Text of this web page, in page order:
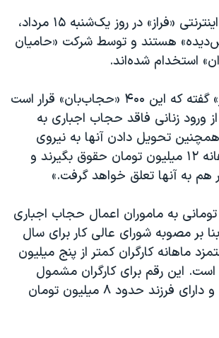
جایزه نوبل صلح
به چین
به گزارش روزنامه اینترنتی «فراز» در روز یک‌شنبه ۱۵ مرداد،
هستند و توسط شرکت «حامیان
استخدام شده‌اند.
منبع آگاه به «فراز» گفته که این ۴۰۰ «حجاب‌بان» قرار است
ورود زنانی فاقد حجاب اجباری به
تحویل دادن آنها به نیروی
انتظامی مبلغ ماهانه ۱۲ میلیون تومان حقوق بگیرند و
هم به آنها تعلق خواهد گرفت.»
تومانی به ماموران اعمال حجاب اجباری
بر مصوبه شورای عالی کار برای سال
ماهانه کارگران کمتر از پنج میلیون
است. این رقم برای کارگران مشمول
قانون کار، متاهل و دارای فرزند حدود ۸ میلیون تومان